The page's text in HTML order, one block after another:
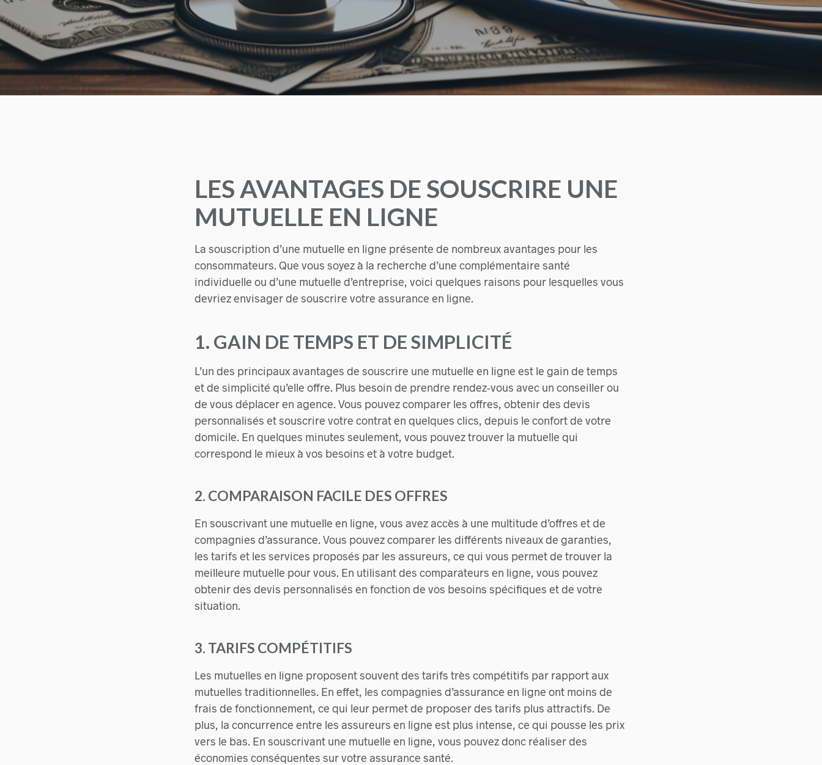
LES AVANTAGES DE SOUSCRIRE UNE
MUTUELLE EN LIGNE
La souscription d’une mutuelle en ligne présente de nombreux avantages pour les
consommateurs. Que vous soyez à la recherche d’une complémentaire santé
individuelle ou d’une mutuelle d’entreprise, voici quelques raisons pour lesquelles vous
devriez envisager de souscrire votre assurance en ligne.
1. GAIN DE TEMPS ET DE SIMPLICITÉ
L’un des principaux avantages de souscrire une mutuelle en ligne est le gain de temps
et de simplicité qu’elle offre. Plus besoin de prendre rendez-vous avec un conseiller ou
de vous déplacer en agence. Vous pouvez comparer les offres, obtenir des devis
personnalisés et souscrire votre contrat en quelques clics, depuis le confort de votre
domicile. En quelques minutes seulement, vous pouvez trouver la mutuelle qui
correspond le mieux à vos besoins et à votre budget.
2. COMPARAISON FACILE DES OFFRES
En souscrivant une mutuelle en ligne, vous avez accès à une multitude d’offres et de
compagnies d’assurance. Vous pouvez comparer les différents niveaux de garanties,
les tarifs et les services proposés par les assureurs, ce qui vous permet de trouver la
meilleure mutuelle pour vous. En utilisant des comparateurs en ligne, vous pouvez
obtenir des devis personnalisés en fonction de vos besoins spécifiques et de votre
situation.
3. TARIFS COMPÉTITIFS
Les mutuelles en ligne proposent souvent des tarifs très compétitifs par rapport aux
mutuelles traditionnelles. En effet, les compagnies d’assurance en ligne ont moins de
frais de fonctionnement, ce qui leur permet de proposer des tarifs plus attractifs. De
plus, la concurrence entre les assureurs en ligne est plus intense, ce qui pousse les prix
vers le bas. En souscrivant une mutuelle en ligne, vous pouvez donc réaliser des
économies conséquentes sur votre assurance santé.